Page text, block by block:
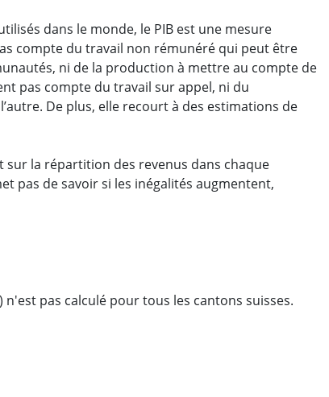
dans le monde, le PIB est une mesure
compte du travail non rémunéré qui peut être
ni de la production à mettre au compte de
pas compte du travail sur appel, ni du
De plus, elle recourt à des estimations de
la répartition des revenus dans chaque
pas de savoir si les inégalités augmentent,
) n'est pas calculé pour tous les cantons suisses.